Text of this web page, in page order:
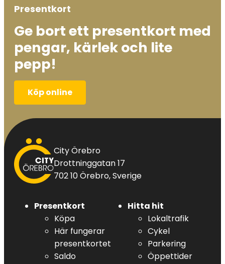
Presentkort
Ge bort ett presentkort med
pengar, kärlek och lite
pepp!
Köp online
City
Örebro
City Örebro
Drottninggatan 17
702 10 Örebro, Sverige
Presentkort
Köpa
Här fungerar
presentkortet
Saldo
Hitta hit
Lokaltrafik
Cykel
Parkering
Öppettider